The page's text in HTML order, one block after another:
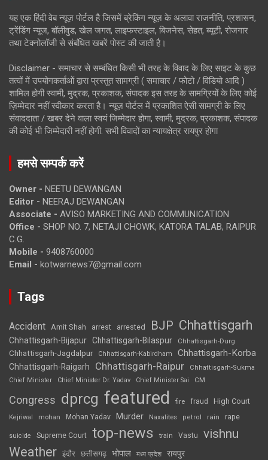
यह एक हिंदी वेब न्यूज़ पोर्टल है जिसमें ब्रेकिंग न्यूज़ के अलावा राजनीति, प्रशासन,
ट्रेंडिंग न्यूज, बॉलीवुड, खेल जगत, लाइफस्टाइल, बिजनेस, सेहत, ब्यूटी, रोजगार
तथा टेक्नोलॉजी से संबंधित खबरें पोस्ट की जाती है।
Disclaimer - समाचार से सम्बंधित किसी भी तरह के विवाद के लिए साइट के कुछ
तत्वों में उपयोगकर्ताओं द्वारा प्रस्तुत सामग्री ( समाचार / फोटो / विडियो आदि )
शामिल होगी स्वामी, मुद्रक, प्रकाशक, संपादक इस तरह के सामग्रियों के लिए कोई
ज़िम्मेदार नहीं स्वीकार करता है। न्यूज़ पोर्टल में प्रकाशित ऐसी सामग्री के लिए
संवाददाता / खबर देने वाला स्वयं जिम्मेदार होगा, स्वामी, मुद्रक, प्रकाशक, संपादक
की कोई भी जिम्मेदारी नहीं होगी. सभी विवादों का न्यायक्षेत्र रायपुर होगा
हमसे सम्पर्क करें
Owner - NEETU DEWANGAN
Editor - NEERAJ DEWANGAN
Associate - AVISO MARKETING AND COMMUNICATION
Office - SHOP NO. 7, NETAJI CHOWK, KATORA TALAB, RAIPUR
C.G.
Mobile - 9408760000
Email - kotwarnews7@gmail.com
Tags
Accident Amit Shah arrest arrested BJP Chhattisgarh
Chhattisgarh-Bijapur Chhattisgarh-Bilaspur Chhattisgarh-Durg
Chhattisgarh-Jagdalpur Chhattisgarh-Kabirdham Chhattisgarh-Korba
Chhattisgarh-Raigarh Chhattisgarh-Raipur
Chhattisgarh-Sukma
Chief Minister
Chief Minister Dr. Yadav Chief Minister Sai CM
Congress dprcg featured fire fraud High Court
Kejriwal mohan Mohan Yadav Murder Naxalites petrol rain rape
suicide Supreme Court top-news train Vastu vishnu
Weather इंदौर छत्तीसगढ़ भोपाल मध्य प्रदेश रायपुर